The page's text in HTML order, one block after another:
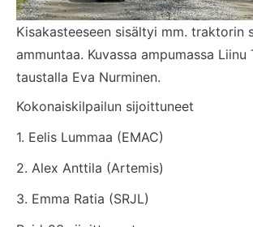
Kisakasteeseen sisältyi mm. traktorin
ammuntaa. Kuvassa ampumassa Liinu
taustalla Eva Nurminen.
Kokonaiskilpailun sijoittuneet
1. Eelis Lummaa (EMAC)
2. Alex Anttila (Artemis)
3. Emma Ratia (SRJL)